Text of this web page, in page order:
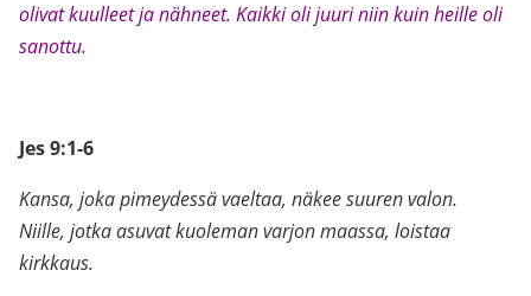
olivat kuulleet ja nähneet. Kaikki oli juuri niin kuin heille oli
sanottu.
Jes 9:1-6
Kansa, joka pimeydessä vaeltaa, näkee suuren valon.
Niille, jotka asuvat kuoleman varjon maassa, loistaa
kirkkaus.